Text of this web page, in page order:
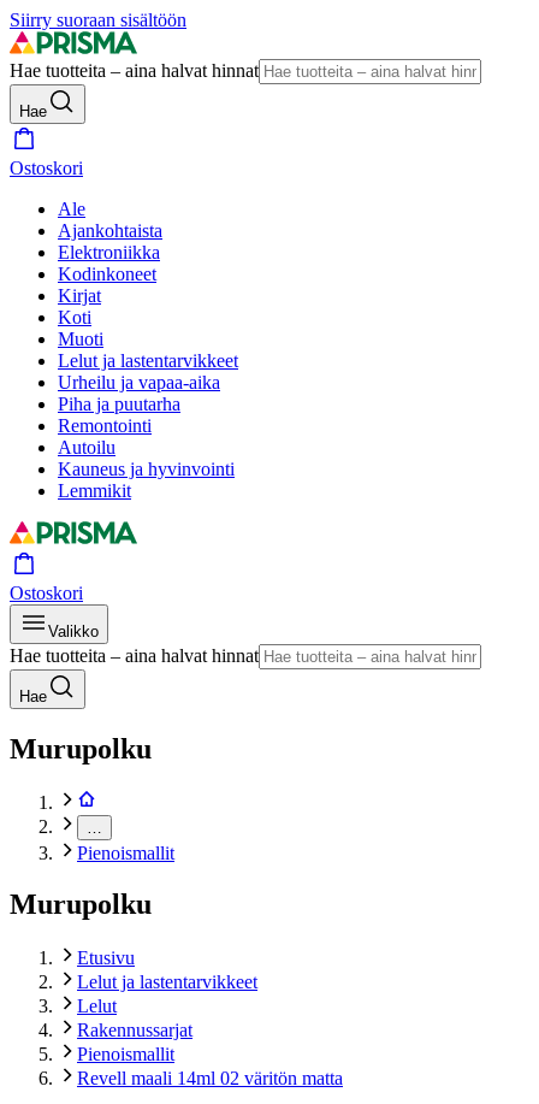
Siirry suoraan sisältöön
Hae tuotteita – aina halvat hinnat
Hae
Ostoskori
Ale
Ajankohtaista
Elektroniikka
Kodinkoneet
Kirjat
Koti
Muoti
Lelut ja lastentarvikkeet
Urheilu ja vapaa-aika
Piha ja puutarha
Remontointi
Autoilu
Kauneus ja hyvinvointi
Lemmikit
Ostoskori
Valikko
Hae tuotteita – aina halvat hinnat
Hae
Murupolku
Pienoismallit
Murupolku
Etusivu
Lelut ja lastentarvikkeet
Lelut
Rakennussarjat
Pienoismallit
Revell maali 14ml 02 väritön matta